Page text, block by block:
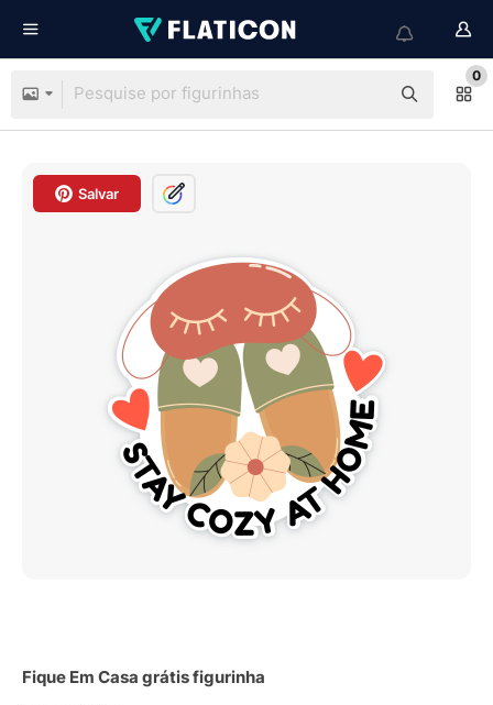
0
Salvar
Fique Em Casa grátis figurinha